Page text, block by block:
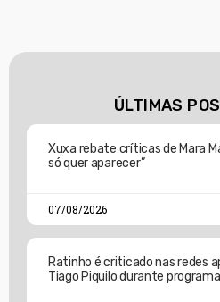
ÚLTIMAS
Xuxa rebate críticas de Mara
só quer aparecer”
07/08/2026
Ratinho é criticado nas redes
Tiago Piquilo durante programa